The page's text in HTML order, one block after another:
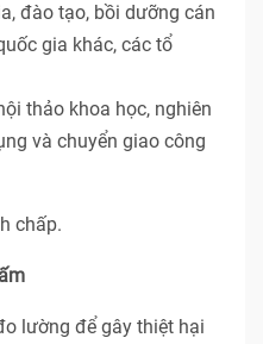
đào tạo, bồi dưỡng cán
gia khác, các tổ
thảo khoa học, nghiên
và chuyển giao công
chấp.
lường để gây thiệt hại